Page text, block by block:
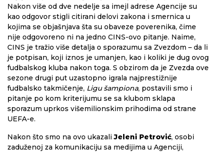
Nakon više od dve nedelje sa imejl adrese Agencije su
kao odgovor stigli citirani delovi zakona i smernica u
kojima se objašnjava šta su obaveze poverenika, čime
nije odgovoreno ni na jedno CINS-ovo pitanje. Naime,
CINS je tražio više detalja o sporazumu sa Zvezdom – da li
je potpisan, koji iznos je umanjen, kao i koliki je dug ovog
fudbalskog kluba nakon toga. S obzirom da je Zvezda ove
sezone drugi put uzastopno igrala najprestižnije
fudbalsko takmičenje, Ligu šampiona, postavili smo i
pitanje po kom kriterijumu se sa klubom sklapa
sporazum uprkos višemilionskim prihodima od strane
UEFA-e.
Nakon što smo na ovo ukazaliJeleni Petrović, osobi
zaduženoj za komunikaciju sa medijima u Agenciji,